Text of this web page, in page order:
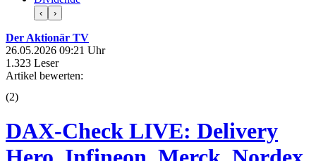
‹ ›
Der Aktionär TV
26.05.2026 09:21 Uhr
1.323 Leser
Artikel bewerten:
(2)
DAX-Check LIVE: Delivery